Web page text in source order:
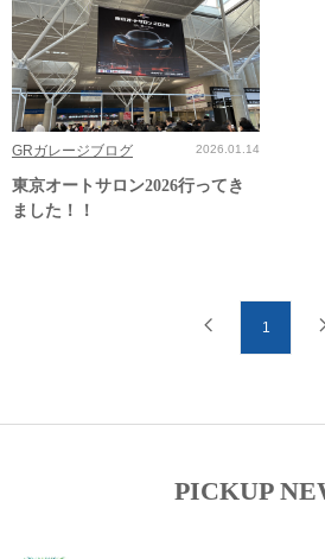
GRガレージブログ 2026.01.14
東京オートサロン2026行ってき
ました！！
1
PICKUP